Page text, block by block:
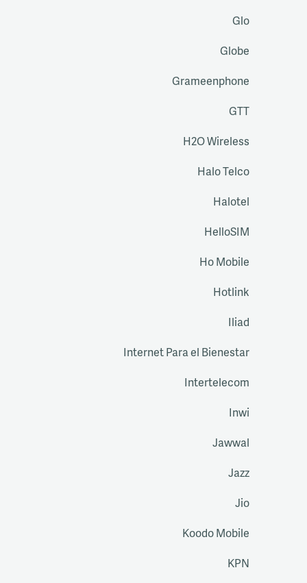
Glo
Globe
Grameenphone
GTT
H2O Wireless
Halo Telco
Halotel
HelloSIM
Ho Mobile
Hotlink
Iliad
Internet Para el Bienestar
Intertelecom
Inwi
Jawwal
Jazz
Jio
Koodo Mobile
KPN